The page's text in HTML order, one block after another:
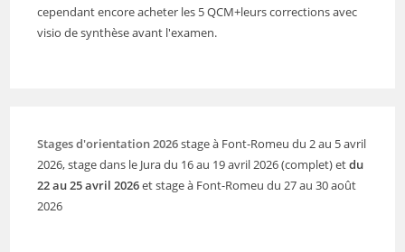
cependant encore acheter les 5 QCM+leurs corrections avec
visio de synthèse avant l'examen.
Stages d'orientation 2026stage à Font-Romeu du 2 au 5 avril
2026, stage dans le Jura du 16 au 19 avril 2026 (complet) etdu
22 au 25 avril 2026et stage à Font-Romeu du 27 au 30 août
2026